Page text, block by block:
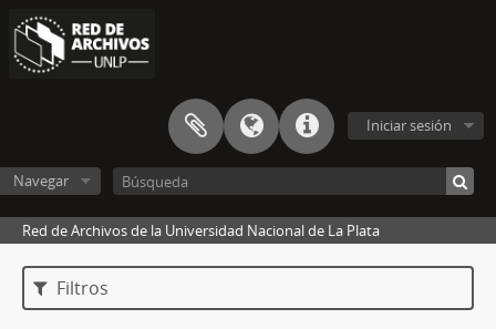
Iniciar sesión
Navegar
Red de Archivos de la Universidad Nacional de La Plata
Filtros